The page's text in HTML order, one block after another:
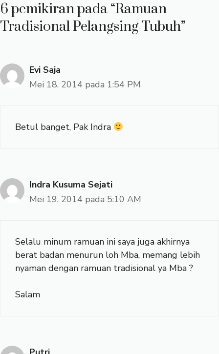
6 pemikiran pada “Ramuan
Tradisional Pelangsing Tubuh”
Evi Saja
Mei 18, 2014 pada 1:54 PM
Betul banget, Pak Indra
Indra Kusuma Sejati
Mei 19, 2014 pada 5:10 AM
Selalu minum ramuan ini saya juga akhirnya
berat badan menurun loh Mba, memang lebih
nyaman dengan ramuan tradisional ya Mba ?
Salam